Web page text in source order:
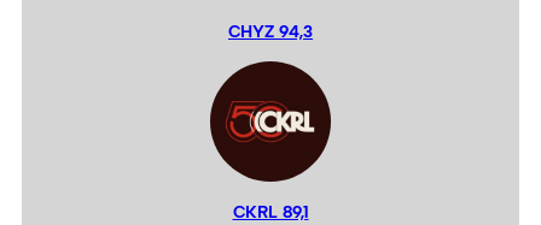
CHYZ 94,3
CKRL 89,1